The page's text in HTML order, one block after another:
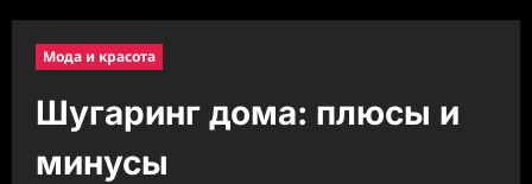
Мода и красота
Шугаринг дома: плюсы и
минусы